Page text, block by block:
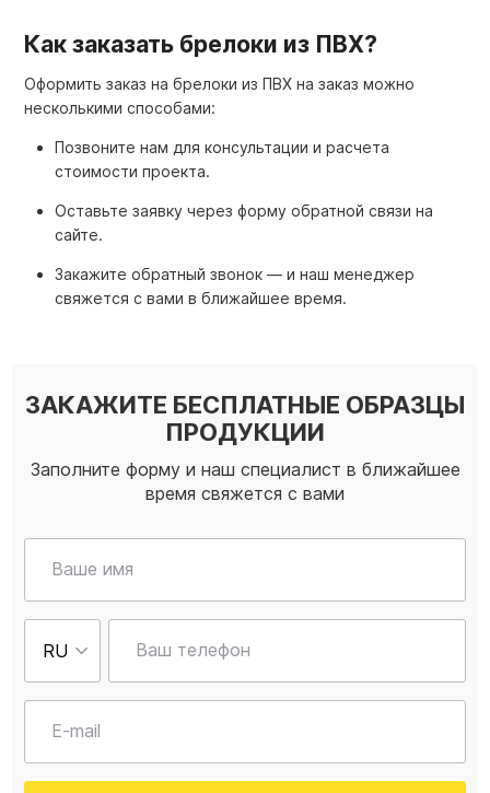
Как заказать брелоки из ПВХ?
Оформить заказ на брелоки из ПВХ на заказ можно
несколькими способами:
Позвоните нам для консультации и расчета
стоимости проекта.
Оставьте заявку через форму обратной связи на
сайте.
Закажите обратный звонок — и наш менеджер
свяжется с вами в ближайшее время.
ЗАКАЖИТЕ БЕСПЛАТНЫЕ ОБРАЗЦЫ
ПРОДУКЦИИ
Заполните форму и наш специалист в ближайшее
время свяжется с вами
Ваше имя
Ваш телефон
E-mail